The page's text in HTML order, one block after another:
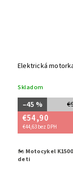
Elektrická
Skladom
–45 %
€54,90
€44,63 bez DPH
🏍️ Motocykel
deti